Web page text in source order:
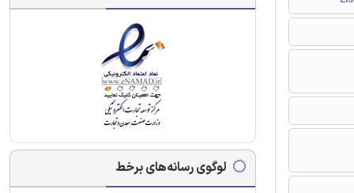
لوگوی رسانه‌های برخط